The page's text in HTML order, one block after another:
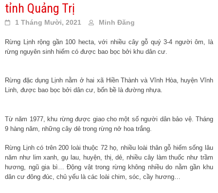
tỉnh Quảng Trị
1 Tháng Mười, 2021 Minh Đăng
Rừng Lịnh rộng gần 100 hecta, với nhiều cây gỗ quý 3-4 người ôm, là
rừng nguyên sinh hiếm có được bao bọc bởi khu dân cư.
Rừng đặc dụng Lịnh nằm ở hai xã Hiền Thành và Vĩnh Hòa, huyện Vĩnh
Linh, được bao bọc bởi dân cư, bốn bề là đường nhựa.
Từ năm 1977, khu rừng được giao cho một số người dân bảo vệ. Tháng
9 hàng năm, những cây dẻ trong rừng nở hoa trắng.
Rừng Lịnh có trên 200 loài thuộc 72 họ, nhiều loài thân gỗ hiếm sống lâu
năm như lim xanh, gụ lau, huyện, thị, dẻ, nhiều cây làm thuốc như trầm
hương, ngũ gia bì… Động vật trong rừng không nhiều do nằm gần khu
dân cư đông đúc, chủ yếu là các loài chim, sóc, cầy hương…